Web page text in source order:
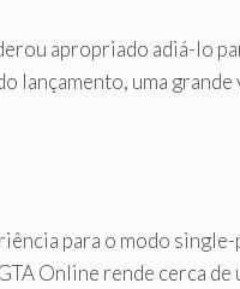
apropriado adiá-lo
lançamento, uma grande
para o modo
Online rende cerca de